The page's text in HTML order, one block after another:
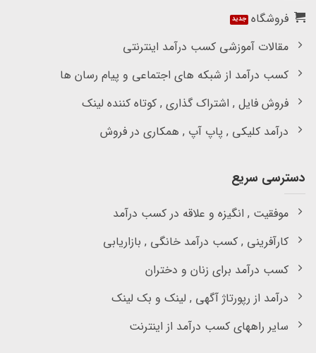
فروشگاه
مقالات آموزشی کسب درآمد اینترنتی
کسب درآمد از شبکه های اجتماعی و پیام رسان ها
فروش فایل , اشتراک گذاری , کوتاه کننده لینک
درآمد کلیکی , پاپ آپ , همکاری در فروش
دسترسی سریع
موفقیت , انگیزه و علاقه در کسب درآمد
کارآفرینی , کسب درآمد خانگی , بازاریابی
کسب درآمد برای زنان و دختران
درآمد از رپورتاژ آگهی , لینک و بک لینک
سایر راههای کسب درآمد از اینترنت